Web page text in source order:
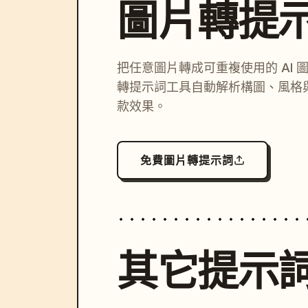
圖片轉提
把任意圖片轉成可重複使用的 AI
轉提示詞工具自動解析構圖、風格
款效果。
免費圖片轉提示詞
其它提示